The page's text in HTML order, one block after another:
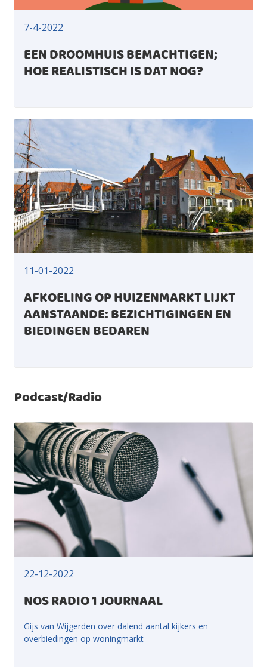
7-4-2022
EEN DROOMHUIS BEMACHTIGEN;
HOE REALISTISCH IS DAT NOG?
11-01-2022
AFKOELING OP HUIZENMARKT LIJKT
AANSTAANDE: BEZICHTIGINGEN EN
BIEDINGEN BEDAREN
Podcast/Radio
22-12-2022
NOS RADIO 1 JOURNAAL
Gijs van Wijgerden over dalend aantal kijkers en
overbiedingen op woningmarkt